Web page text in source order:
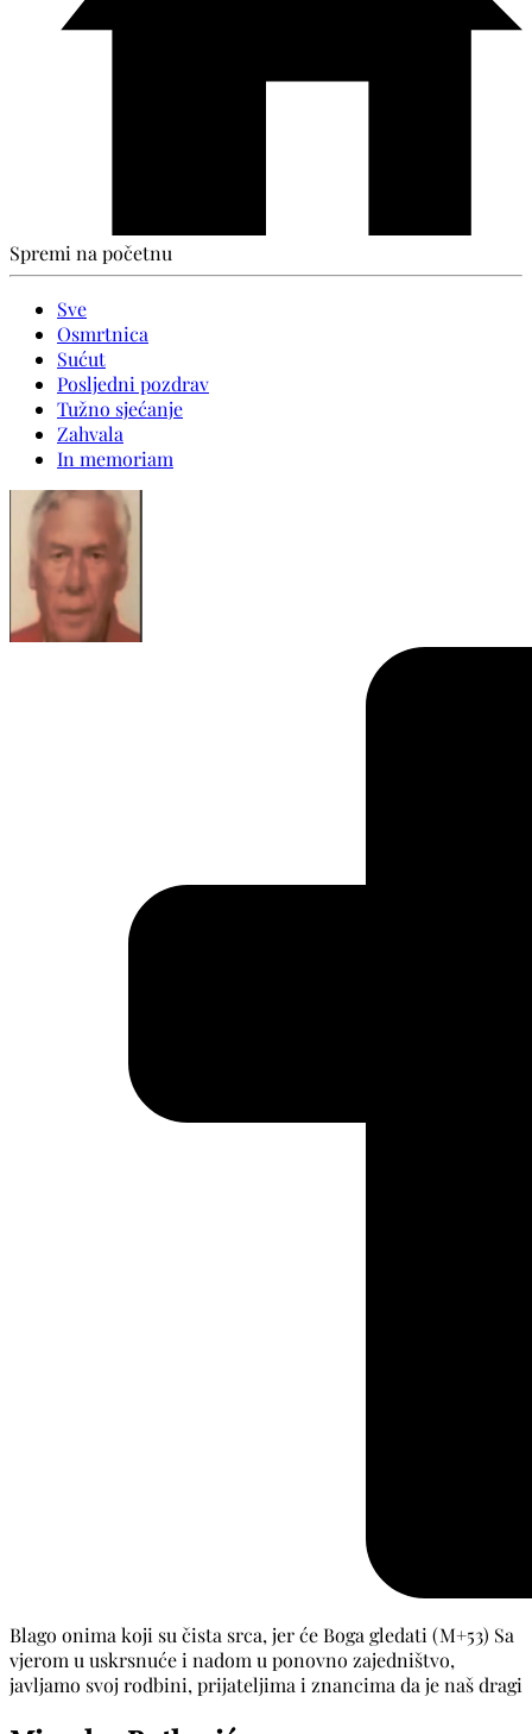
Spremi na početnu
Sve
Osmrtnica
Sućut
Posljedni pozdrav
Tužno sjećanje
Zahvala
In memoriam
Blago onima koji su čista srca, jer će Boga gledati (M+53) Sa
vjerom u uskrsnuće i nadom u ponovno zajedništvo,
javljamo svoj rodbini, prijateljima i znancima da je naš dragi